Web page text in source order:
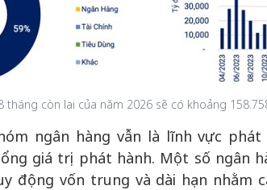
tháng còn lại của năm 2026 sẽ có khoảng
ngân hàng vẫn là lĩnh vực
giá trị phát hành. Một số ngân
động vốn trung và dài hạn nhằm